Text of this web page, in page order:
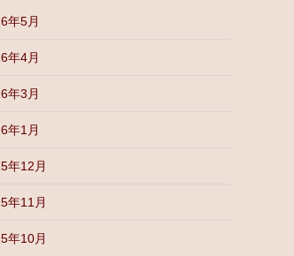
年5月
年4月
年3月
年1月
年12月
年11月
年10月